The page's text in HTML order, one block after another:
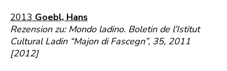
2013 Goebl, Hans
Rezension zu: Mondo ladino. Boletin de l’Istitut
Cultural Ladin “Majon di Fascegn”, 35, 2011
[2012]